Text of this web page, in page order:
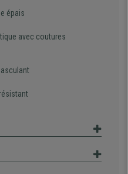
épais
avec coutures